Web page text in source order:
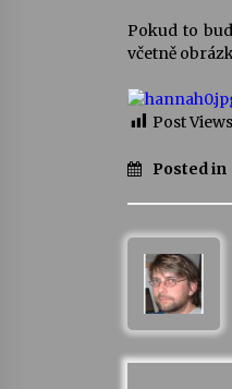
Pokud to
včetně
Post
Posted in